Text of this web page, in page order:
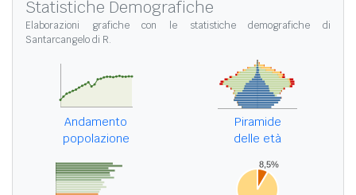
Statistiche Demografiche
Elaborazioni grafiche con le statistiche demografiche di
Santarcangelo di R.
Andamento
popolazione
Piramide
delle età